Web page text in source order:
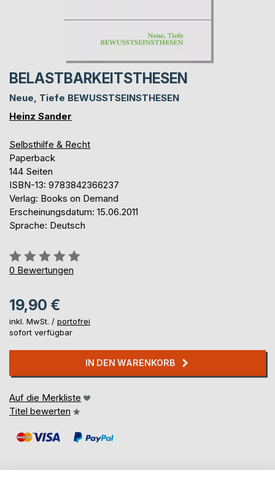
BELASTBARKEITSTHESEN
Neue, Tiefe BEWUSSTSEINSTHESEN
Heinz Sander
Selbsthilfe & Recht
Paperback
144 Seiten
ISBN-13: 9783842366237
Verlag: Books on Demand
Erscheinungsdatum: 15.06.2011
Sprache: Deutsch
Bewertung::
0%
0 Bewertungen
19,90 €
inkl. MwSt. / portofrei
sofort verfügbar
IN DEN WARENKORB
Auf die Merkliste
Titel bewerten